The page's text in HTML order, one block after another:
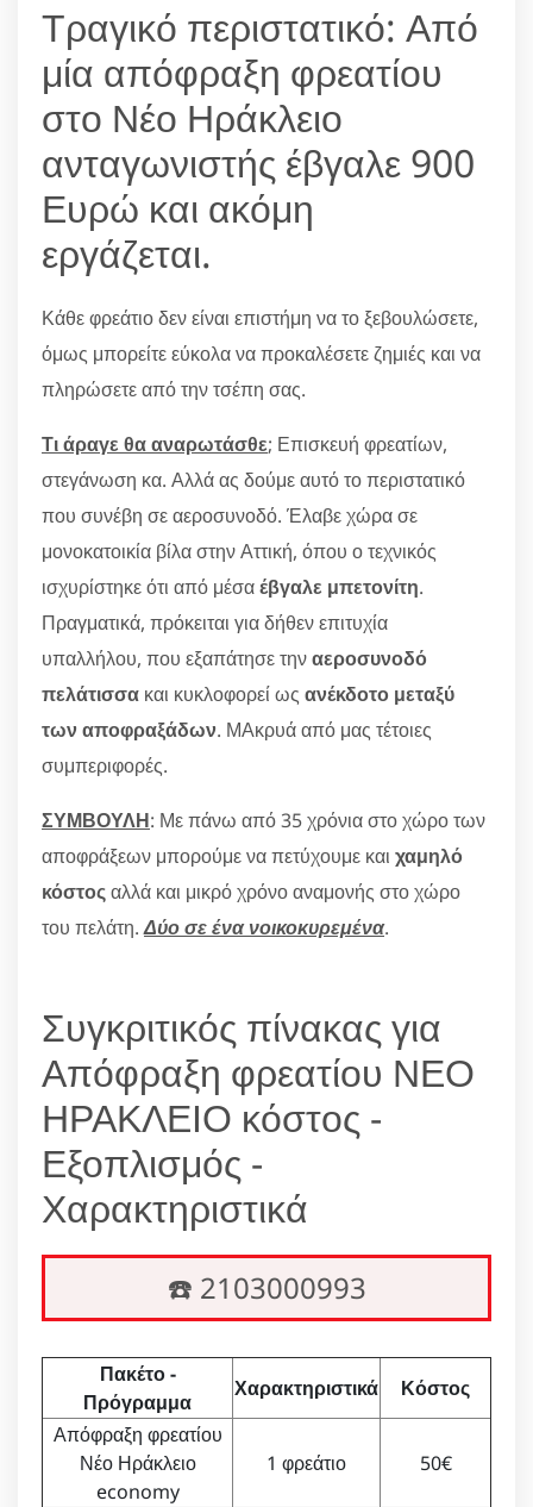
Τραγικό περιστατικό: Από
μία απόφραξη φρεατίου
στο Νέο Ηράκλειο
ανταγωνιστής έβγαλε 900
Ευρώ και ακόμη
εργάζεται.
Κάθε φρεάτιο δεν είναι επιστήμη να το ξεβουλώσετε,
όμως μπορείτε εύκολα να προκαλέσετε ζημιές και να
πληρώσετε από την τσέπη σας.
Τι άραγε θα αναρωτάσθε; Επισκευή φρεατίων,
στεγάνωση κα. Αλλά ας δούμε αυτό το περιστατικό
που συνέβη σε αεροσυνοδό. Έλαβε χώρα σε
μονοκατοικία βίλα στην Αττική, όπου ο τεχνικός
ισχυρίστηκε ότι από μέσαέβγαλε μπετονίτη.
Πραγματικά, πρόκειται για δήθεν επιτυχία
υπαλλήλου, που εξαπάτησε τηναεροσυνοδό
πελάτισσα και κυκλοφορεί ως ανέκδοτο μεταξύ
των αποφραξάδων. ΜΑκρυά από μας τέτοιες
συμπεριφορές.
ΣΥΜΒΟΥΛΗ: Με πάνω από 35 χρόνια στο χώρο των
αποφράξεων μπορούμε να πετύχουμε και χαμηλό
κόστοςαλλά και μικρό χρόνο αναμονής στο χώρο
του πελάτη.Δύο σε ένα νοικοκυρεμένα.
Συγκριτικός πίνακας για
Απόφραξη φρεατίου ΝΕΟ
ΗΡΑΚΛΕΙΟ κόστος -
Εξοπλισμός -
Χαρακτηριστικά
☎️ 2103000993
Πακέτο -
Πρόγραμμα
Χαρακτηριστικά
Κόστος
Απόφραξη φρεατίου
Νέο Ηράκλειο
economy
1 φρεάτιο 50€